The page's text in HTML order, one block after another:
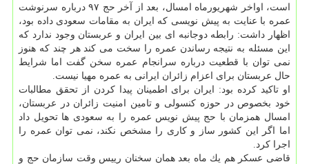
است، اواخر شهریورماه امسال، بعد از آخر حج ۹۷ درباره سرنوشت
عمره با عنایت به پیش نویسی كه ایران به مقامات سعودی داده بود،
اظهار داشت: رابطه دوجانبه ای بین ایران و عربستان وجود ندارد كه
این مسئله به نتیجه رساندن عمره را سخت می كند هر چند كه هنوز
نمی توان با قطعیت درباره سرانجام عمره سخن گفت اما شرایط
حال عربستان برای اعزام زائران ایرانی به عمره مهیا نیست.
او تاكید كرده بود: ایران برای اطمینان پیدا كردن از تحقق مطالبات
خود بخصوص در حوزه كنسولی و تامین امنیت زائران در عربستان،
امسال همزمان با حج پیش نویس عمره را به سعودی ها تحویل داد
اما اگر این كشور ساز و كاری را مشخص نكند، نمی توان عمره را
اجرا كرد.
قاضی عسكر هم یك ماه بعد همان سخنان رییس وقت سازمان حج و